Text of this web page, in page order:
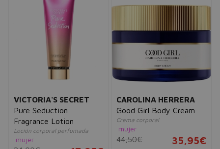
VICTORIA'S SECRET
Pure Seduction
Fragrance Lotion
Loción corporal perfumada
mujer
CAROLINA HERRERA
Good Girl Body Cream
Crema corporal
mujer
44,50€ 35,95€